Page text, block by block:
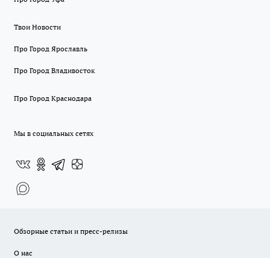
Твои Новости
Про Город Ярославль
Про Город Владивосток
Про Город Краснодара
Мы в социальных сетях
Обзорные статьи и пресс-релизы
О нас